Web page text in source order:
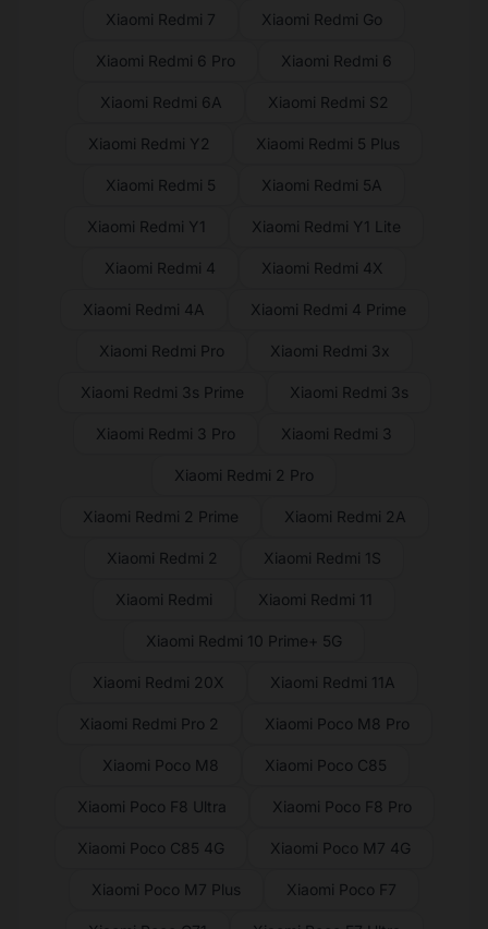
Xiaomi Redmi 7 Xiaomi Redmi Go
Xiaomi Redmi 6 Pro Xiaomi Redmi 6
Xiaomi Redmi 6A Xiaomi Redmi S2
Xiaomi Redmi Y2 Xiaomi Redmi 5 Plus
Xiaomi Redmi 5 Xiaomi Redmi 5A
Xiaomi Redmi Y1 Xiaomi Redmi Y1 Lite
Xiaomi Redmi 4 Xiaomi Redmi 4X
Xiaomi Redmi 4A Xiaomi Redmi 4 Prime
Xiaomi Redmi Pro Xiaomi Redmi 3x
Xiaomi Redmi 3s Prime Xiaomi Redmi 3s
Xiaomi Redmi 3 Pro Xiaomi Redmi 3
Xiaomi Redmi 2 Pro
Xiaomi Redmi 2 Prime Xiaomi Redmi 2A
Xiaomi Redmi 2 Xiaomi Redmi 1S
Xiaomi Redmi Xiaomi Redmi 11
Xiaomi Redmi 10 Prime+ 5G
Xiaomi Redmi 20X Xiaomi Redmi 11A
Xiaomi Redmi Pro 2 Xiaomi Poco M8 Pro
Xiaomi Poco M8 Xiaomi Poco C85
Xiaomi Poco F8 Ultra Xiaomi Poco F8 Pro
Xiaomi Poco C85 4G Xiaomi Poco M7 4G
Xiaomi Poco M7 Plus Xiaomi Poco F7